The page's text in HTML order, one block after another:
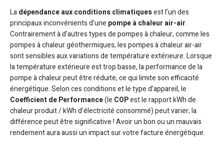
Ladépendance aux conditions climatiquesest l’un des
principaux inconvénients d’une pompe à chaleur air-air.
Contrairement à d’autres types de pompes à chaleur, comme les
pompes à chaleur géothermiques, les pompes à chaleur air-air
sont sensibles aux variations de température extérieure. Lorsque
la température extérieure est trop basse, la performance de la
pompe à chaleur peut être réduite, ce qui limite son efficacité
énergétique. Selon ces conditions et le type d’appareil, le
Coefficient de Performance(le COPest le rapport kWh de
chaleur produit / kWh d’électricité consommé) peut varier, la
différence peut être significative ! Avoir un bon ou un mauvais
rendement aura aussi un impact sur votre facture énergétique.